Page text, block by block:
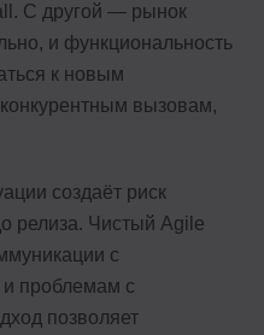
С другой — рынок
и функциональность
к новым
вызовам,
создаёт риск
релиза. Чистый Agile
с
и проблемам с
позволяет